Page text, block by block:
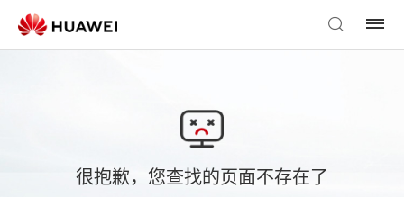
很抱歉，您查找的页面不存在了